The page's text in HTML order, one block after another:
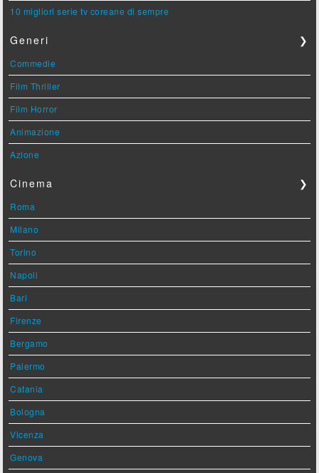
10 migliori serie tv coreane di sempre
Generi ❯
Commedie
Film Thriller
Film Horror
Animazione
Azione
Cinema ❯
Roma
Milano
Torino
Napoli
Bari
Firenze
Bergamo
Palermo
Catania
Bologna
Vicenza
Genova